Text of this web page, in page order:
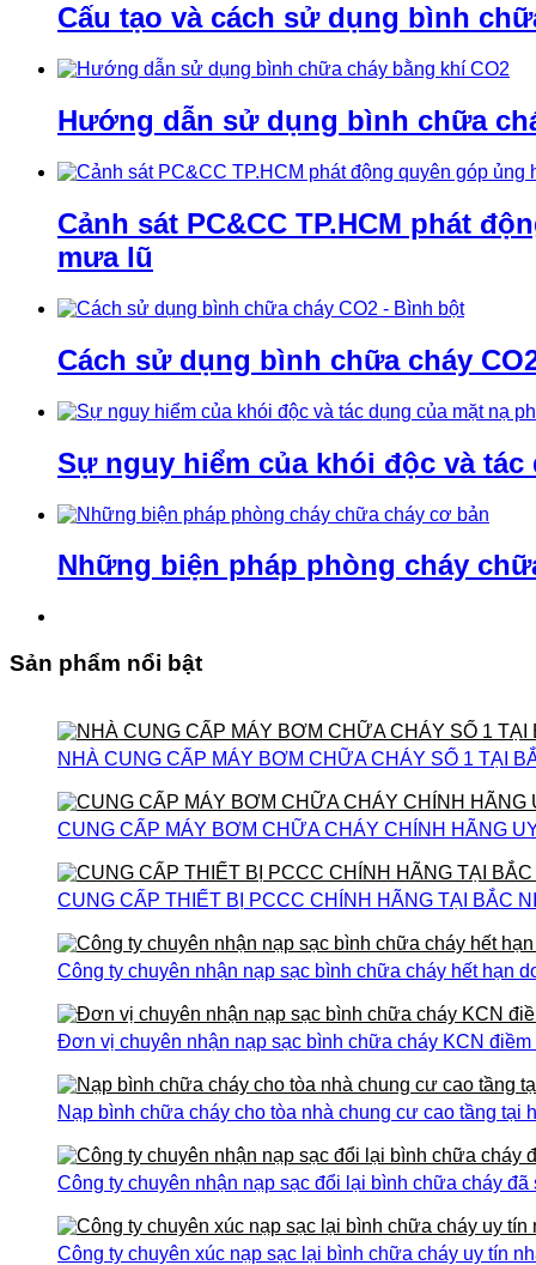
Cấu tạo và cách sử dụng bình
Hướng dẫn sử dụng bình chữa
Cảnh sát PC&CC TP.HCM phát
mưa lũ
Cách sử dụng bình chữa cháy
Sự nguy hiểm của khói độc và
Những biện pháp phòng cháy
Sản phẩm nổi bật
NHÀ CUNG CẤP MÁY BƠM CHỮA CHÁY SỐ 1 TẠI
CUNG CẤP MÁY BƠM CHỮA CHÁY CHÍNH HÃNG
CUNG CẤP THIẾT BỊ PCCC CHÍNH HÃNG TẠI BẮC
Công ty chuyên nhận nạp sạc bình chữa cháy hết hạn
Đơn vị chuyên nhận nạp sạc bình chữa cháy KCN
Nạp bình chữa cháy cho tòa nhà chung cư cao tầng tại
Công ty chuyên nhận nạp sạc đổi lại bình chữa cháy
Công ty chuyên xúc nạp sạc lại bình chữa cháy uy tín